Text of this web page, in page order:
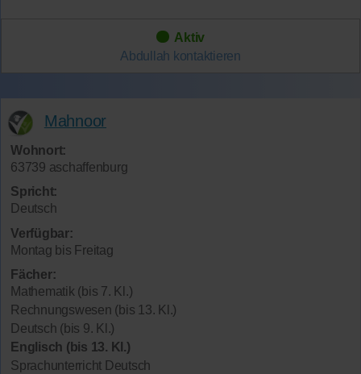
Aktiv
Abdullah kontaktieren
Mahnoor
Wohnort:
63739 aschaffenburg
Spricht:
Deutsch
Verfügbar:
Montag bis Freitag
Fächer:
Mathematik (bis 7. Kl.)
Rechnungswesen (bis 13. Kl.)
Deutsch (bis 9. Kl.)
Englisch (bis 13. Kl.)
Sprachunterricht Deutsch